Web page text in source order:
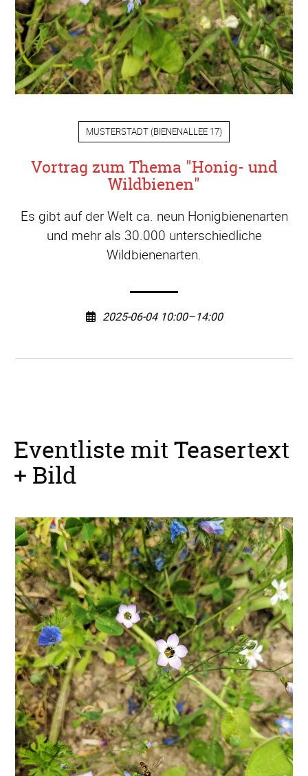
MUSTERSTADT (BIENENALLEE 17)
Vortrag zum Thema "Honig- und
Wildbienen"
Es gibt auf der Welt ca. neun Honigbienenarten
und mehr als 30.000 unterschiedliche
Wildbienenarten.
2025-06-04 10:00–14:00
Eventliste mit Teasertext
+ Bild